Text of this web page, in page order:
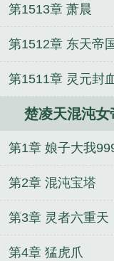
第1513章 萧晨
第1512章 东天帝
第1511章 灵元封
楚凌天混沌
第1章 娘子大我
第2章 混沌宝塔
第3章 灵者六重天
第4章 猛虎爪